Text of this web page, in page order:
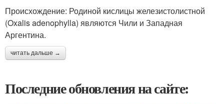
Происхождение: Родиной кислицы железистолистной
(Oxalis adenophylla) являются Чили и Западная
Аргентина.
читать дальше →
Последние обновления на сайте: